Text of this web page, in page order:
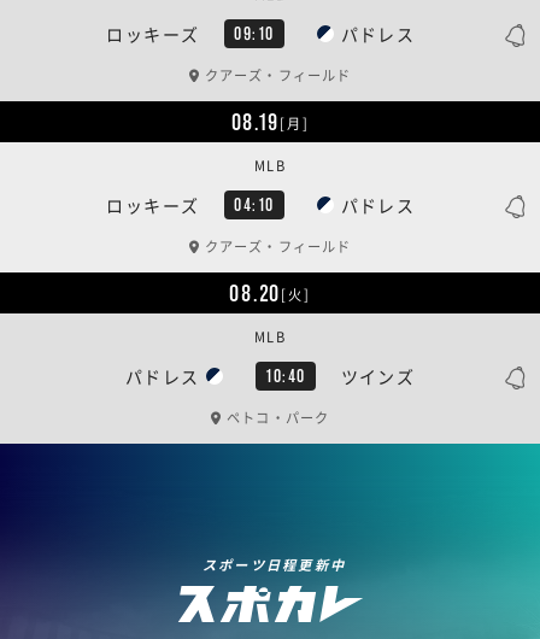
ロッキーズ 09:10 パドレス
クアーズ・フィールド
08.19[月]
ロッキーズ 04:10 パドレス
MLB
クアーズ・フィールド
08.20[火]
パドレス 10:40 ツインズ
MLB
ペトコ・パーク
スポーツ日程更新中